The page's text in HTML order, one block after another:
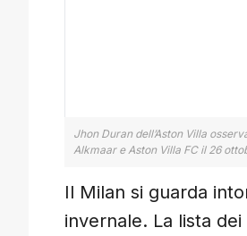
Jhon Duran dell’Aston Villa
Alkmaar e Aston Villa FC il 26
Il Milan si guarda
invernale. La lista dei